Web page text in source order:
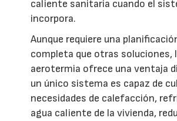
caliente sanitaria cuando el
incorpora.
Aunque requiere una
completa que otras soluciones,
aerotermia ofrece una ventaja
un único sistema es capaz de
necesidades de calefacción,
agua caliente de la vivienda,